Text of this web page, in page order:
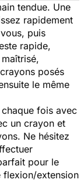
tendue. Une
rapidement
puis
rapide,
posés
le même
fois avec
un crayon et
Ne hésitez
pour le
flexion/extension